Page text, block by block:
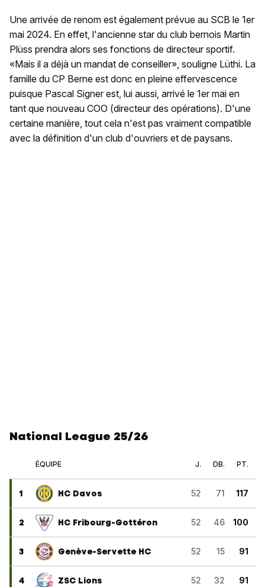
Une arrivée de renom est également prévue au SCB le 1er
mai 2024. En effet, l'ancienne star du club bernois Martin
Plüss prendra alors ses fonctions de directeur sportif.
«Mais il a déjà un mandat de conseiller», souligne Lüthi. La
famille du CP Berne est donc en pleine effervescence
puisque Pascal Signer est, lui aussi, arrivé le 1er mai en
tant que nouveau COO (directeur des opérations). D'une
certaine manière, tout cela n'est pas vraiment compatible
avec la définition d'un club d'ouvriers et de paysans.
National League 25/26
ÉQUIPE J. DB. PT.
1 HC Davos 52 71 117
2 HC Fribourg-Gottéron 52 46 100
3 Genève-Servette HC 52 15 91
4 ZSC Lions 52 32 91